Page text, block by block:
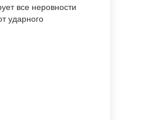
все неровности
ударного